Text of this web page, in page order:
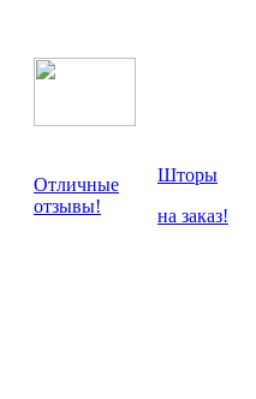
Отличные
отзывы!
Шторы
на заказ!